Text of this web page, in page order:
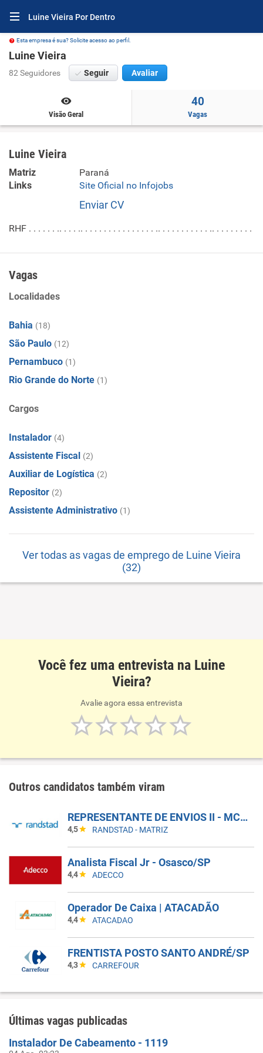
Luine Vieira Por Dentro
Esta empresa é sua? Solicite acesso ao perfil.
Luine Vieira
82 Seguidores Seguir Avaliar
Visão Geral
40
Vagas
Luine Vieira
Matriz
Paraná
Links
Site Oficial no Infojobs
Enviar CV
RHF . . . . . . .. . . . .. . . . . . . . . . . . . . . . .. . . . . . . . . . . .. . . . . . . . .
Vagas
Localidades
Bahia (18)
São Paulo (12)
Pernambuco (1)
Rio Grande do Norte (1)
Cargos
Instalador (4)
Assistente Fiscal (2)
Auxiliar de Logística (2)
Repositor (2)
Assistente Administrativo (1)
Ver todas as vagas de emprego de Luine Vieira
(32)
Você fez uma entrevista na Luine
Vieira?
Avalie agora essa entrevista
Outros candidatos também viram
REPRESENTANTE DE ENVIOS II - MCDLIVRE
4,5 RANDSTAD - MATRIZ
Analista Fiscal Jr - Osasco/SP
4,4 ADECCO
Operador De Caixa | ATACADÃO
4,4 ATACADAO
FRENTISTA POSTO SANTO ANDRÉ/SP
4,3 CARREFOUR
Últimas vagas publicadas
Instalador De Cabeamento - 1119